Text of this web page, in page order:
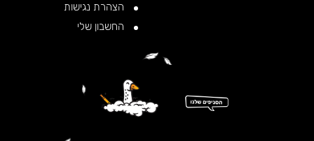
הצהרת נגישות
החשבון שלי